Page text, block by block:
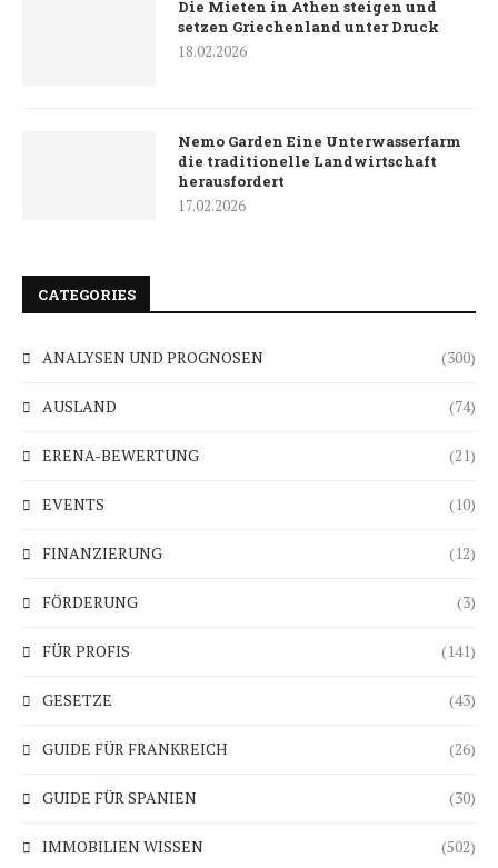
Die Mieten in Athen steigen und
setzen Griechenland unter Druck
18.02.2026
Nemo Garden Eine Unterwasserfarm
die traditionelle Landwirtschaft
herausfordert
17.02.2026
CATEGORIES
ANALYSEN UND PROGNOSEN (300)
AUSLAND (74)
ERENA-BEWERTUNG (21)
EVENTS (10)
FINANZIERUNG (12)
FÖRDERUNG (3)
FÜR PROFIS (141)
GESETZE (43)
GUIDE FÜR FRANKREICH (26)
GUIDE FÜR SPANIEN (30)
IMMOBILIEN WISSEN (502)